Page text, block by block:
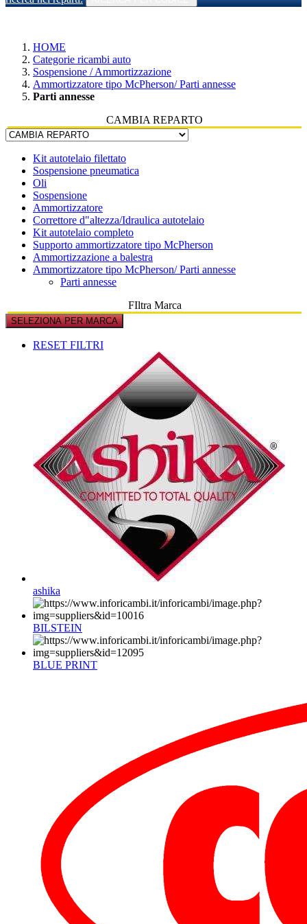
HOME
Categorie ricambi auto
Sospensione / Ammortizzazione
Ammortizzatore tipo McPherson/ Parti annesse
Parti annesse
CAMBIA REPARTO
Kit autotelaio filettato
Sospensione pneumatica
Oli
Sospensione
Ammortizzatore
Correttore d"altezza/Idraulica autotelaio
Kit autotelaio completo
Supporto ammortizzatore tipo McPherson
Ammortizzazione a balestra
Ammortizzatore tipo McPherson/ Parti annesse
Parti annesse
FIltra Marca
SELEZIONA PER MARCA
RESET FILTRI
ashika
BILSTEIN
BLUE PRINT